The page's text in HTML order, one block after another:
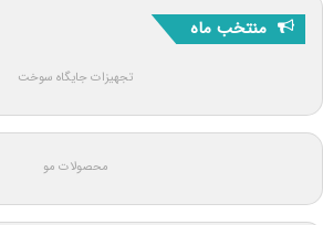
منتخب ماه
تجهیزات جایگاه سوخت
محصولات مو